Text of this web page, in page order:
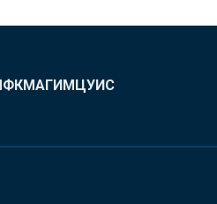
МАГИМЦУИС